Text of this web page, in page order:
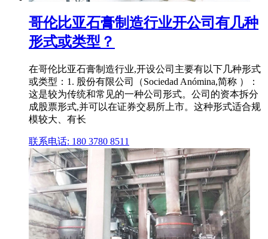
哥伦比亚石膏制造行业开公司有几种
形式或类型？
在哥伦比亚石膏制造行业,开设公司主要有以下几种形式
或类型：1. 股份有限公司（Sociedad Anómina,简称 ）：
这是较为传统和常见的一种公司形式。公司的资本拆分
成股票形式,并可以在证券交易所上市。这种形式适合规
模较大、有长
联系电话: 180 3780 8511